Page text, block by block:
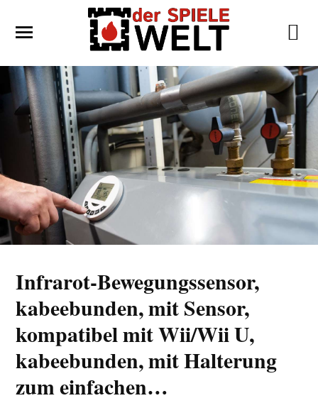
Infrarot-Bewegungssensor,
kabeebunden, mit Sensor,
kompatibel mit Wii/Wii U,
kabeebunden, mit Halterung
zum einfachen…